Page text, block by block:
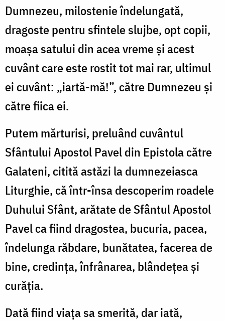
Dumnezeu, milostenie îndelungată,
dragoste pentru sfintele slujbe, opt copii,
moașa satului din acea vreme și acest
cuvânt care este rostit tot mai rar, ultimul
ei cuvânt: „iartă-mă!”, către Dumnezeu și
către fiica ei.
Putem mărturisi, preluând cuvântul
Sfântului Apostol Pavel din Epistola către
Galateni, citită astăzi la dumnezeiasca
Liturghie, că într-însa descoperim roadele
Duhului Sfânt, arătate de Sfântul Apostol
Pavel ca fiind dragostea, bucuria, pacea,
îndelunga răbdare, bunătatea, facerea de
bine, credința, înfrânarea, blândețea și
curăția.
Dată fiind viața sa smerită, dar iată,